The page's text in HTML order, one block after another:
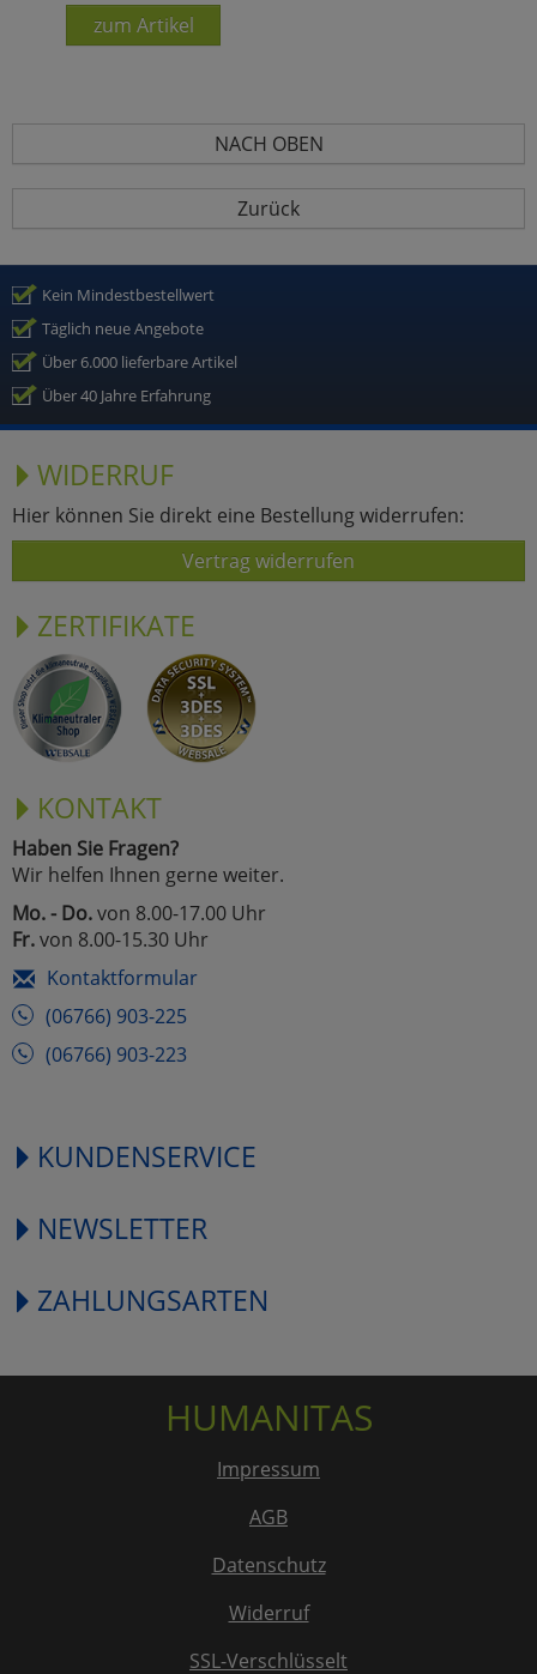
zum Artikel
NACH OBEN
Zurück
Kein Mindestbestellwert
Täglich neue Angebote
Über 6.000 lieferbare Artikel
Über 40 Jahre Erfahrung
WIDERRUF
Hier können Sie direkt eine Bestellung widerrufen:
Vertrag widerrufen
ZERTIFIKATE
KONTAKT
Haben Sie Fragen?
Wir helfen Ihnen gerne weiter.
Mo. - Do.von 8.00-17.00 Uhr
Fr.von 8.00-15.30 Uhr
Kontaktformular
(06766) 903-225
(06766) 903-223
KUNDENSERVICE
NEWSLETTER
ZAHLUNGSARTEN
HUMANITAS
Impressum
AGB
Datenschutz
Widerruf
SSL-Verschlüsselt